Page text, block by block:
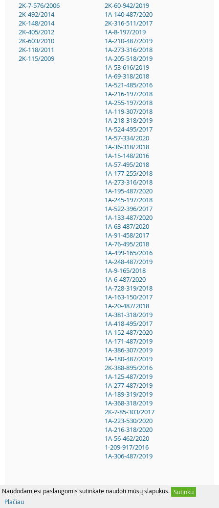
Naudodamiesi paslaugomis sutinkate naudoti mūsų slapukus. Sutinku
Plačiau
2K-7-576/2006
2K-492/2014
2K-148/2014
2K-405/2012
2K-603/2010
2K-118/2011
2K-115/2009
2K-60-942/2019
1A-140-487/2020
2K-316-511/2017
1A-8-197/2019
1A-210-487/2019
1A-273-316/2018
1A-205-518/2019
1A-53-616/2019
1A-69-318/2018
1A-521-485/2016
1A-216-197/2018
1A-255-197/2018
1A-119-307/2018
1A-218-318/2019
1A-524-495/2017
1A-57-334/2020
1A-36-318/2018
1A-15-148/2016
1A-57-495/2018
1A-177-255/2018
1A-273-316/2018
1A-195-487/2020
1A-245-197/2018
1A-522-396/2017
1A-133-487/2020
1A-63-487/2020
1A-91-458/2017
1A-76-495/2018
1A-499-165/2016
1A-248-487/2019
1A-9-165/2018
1A-6-487/2020
1A-728-319/2018
1A-163-150/2017
1A-20-487/2018
1A-381-318/2019
1A-418-495/2017
1A-152-487/2020
1A-171-487/2019
1A-386-307/2019
1A-180-487/2019
2K-388-895/2016
1A-125-487/2019
1A-277-487/2019
1A-189-319/2019
1A-368-318/2019
2K-7-85-303/2017
1A-223-530/2020
1A-216-318/2020
1A-56-462/2020
1-209-917/2016
1A-306-487/2019